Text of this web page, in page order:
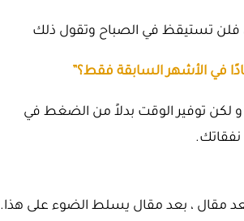
تستيقظ في الصباح وتقول ذلك
في الأشهر السابقة فقط؟”
و لكن توفير الوقت بدلاً من الضغط في
نفقاتك.
مقال ، بعد مقال يسلط الضوء على هذا.